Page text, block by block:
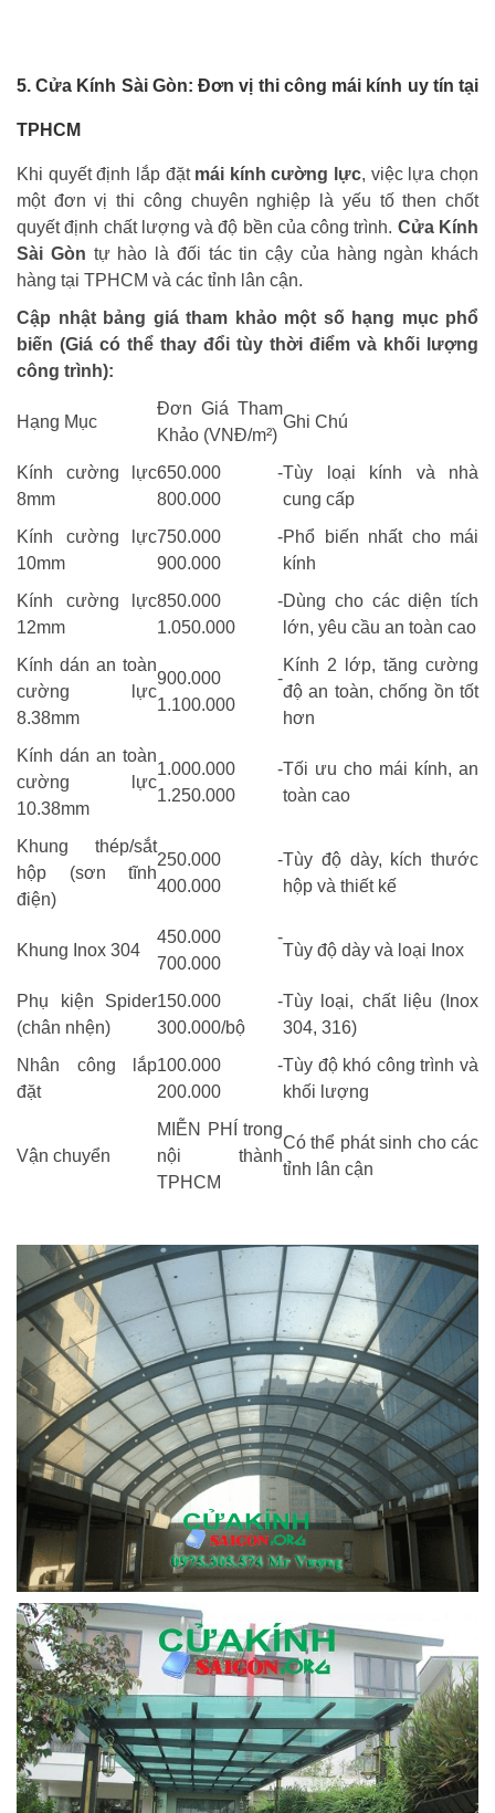
5. Cửa Kính Sài Gòn: Đơn vị thi công mái kính uy tín tại
TPHCM
Khi quyết định lắp đặt mái kính cường lực, việc lựa chọn
một đơn vị thi công chuyên nghiệp là yếu tố then chốt
quyết định chất lượng và độ bền của công trình. Cửa Kính
Sài Gòn tự hào là đối tác tin cậy của hàng ngàn khách
hàng tại TPHCM và các tỉnh lân cận.
Cập nhật bảng giá tham khảo một số hạng mục phổ
biến (Giá có thể thay đổi tùy thời điểm và khối lượng
công trình):
Hạng Mục
Đơn Giá Tham
Khảo (VNĐ/m²)
Ghi Chú
Kính cường lực
8mm
650.000 -
800.000
Tùy loại kính và nhà
cung cấp
Kính cường lực
10mm
750.000 -
900.000
Phổ biến nhất cho mái
kính
Kính cường lực
12mm
850.000 -
1.050.000
Dùng cho các diện tích
lớn, yêu cầu an toàn cao
Kính dán an toàn
cường lực
8.38mm
900.000 -
1.100.000
Kính 2 lớp, tăng cường
độ an toàn, chống ồn tốt
hơn
Kính dán an toàn
cường lực
10.38mm
1.000.000 -
1.250.000
Tối ưu cho mái kính, an
toàn cao
Khung thép/sắt
hộp (sơn tĩnh
điện)
250.000 -
400.000
Tùy độ dày, kích thước
hộp và thiết kế
Khung Inox 304
450.000 -
700.000
Tùy độ dày và loại Inox
Phụ kiện Spider
(chân nhện)
150.000 -
300.000/bộ
Tùy loại, chất liệu (Inox
304, 316)
Nhân công lắp
đặt
100.000 -
200.000
Tùy độ khó công trình và
khối lượng
Vận chuyển
MIỄN PHÍ trong
nội thành
TPHCM
Có thể phát sinh cho các
tỉnh lân cận